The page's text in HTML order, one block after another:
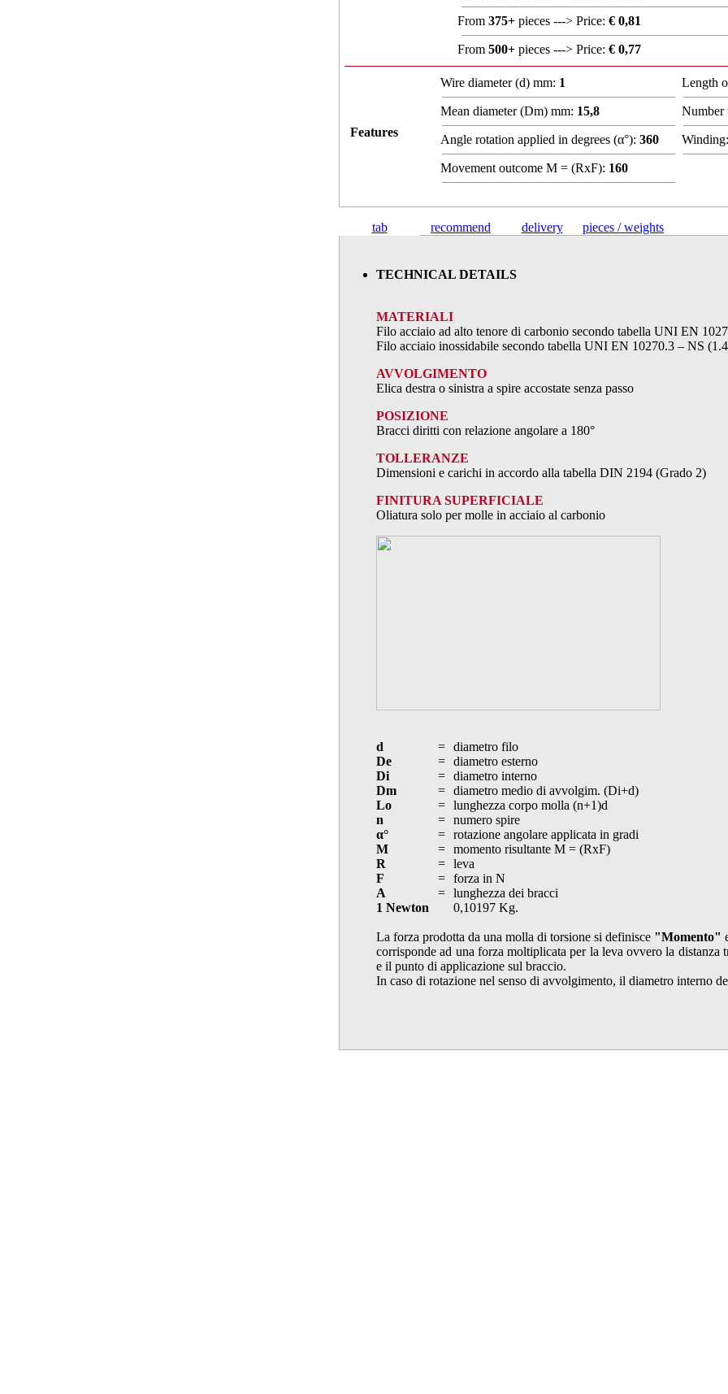
From 375+ pieces ---> Price: € 0,81
From 500+ pieces ---> Price: € 0,77
Features
Wire diameter (d) mm: 1
Mean diameter (Dm) mm: 15,8
Angle rotation applied in degrees (α°): 360
Movement outcome M = (RxF): 160
Length
Number
Winding:
tab recommend delivery pieces / weights
TECHNICAL DETAILS
MATERIALI
Filo acciaio ad alto tenore di carbonio secondo tabella UNI EN
Filo acciaio inossidabile secondo tabella UNI EN 10270.3 – NS
AVVOLGIMENTO
Elica destra o sinistra a spire accostate senza passo
POSIZIONE
Bracci diritti con relazione angolare a 180°
TOLLERANZE
Dimensioni e carichi in accordo alla tabella DIN 2194 (Grado 2)
FINITURA SUPERFICIALE
Oliatura solo per molle in acciaio al carbonio
d =
diametro filo
De
=
diametro esterno
Di
=
diametro interno
Dm
=
diametro medio di avvolgim. (Di+d)
Lo
=
lunghezza corpo molla (n+1)d
n
=
numero spire
α°
=
rotazione angolare applicata in gradi
M
=
momento risultante M = (RxF)
R
=
leva
F
=
forza in N
A
=
lunghezza dei bracci
1 Newton
0,10197 Kg.
La forza prodotta da una molla di torsione si definisce "Momento"
corrisponde ad una forza moltiplicata per la leva ovvero la distanza
e il punto di applicazione sul braccio.
In caso di rotazione nel senso di avvolgimento, il diametro interno